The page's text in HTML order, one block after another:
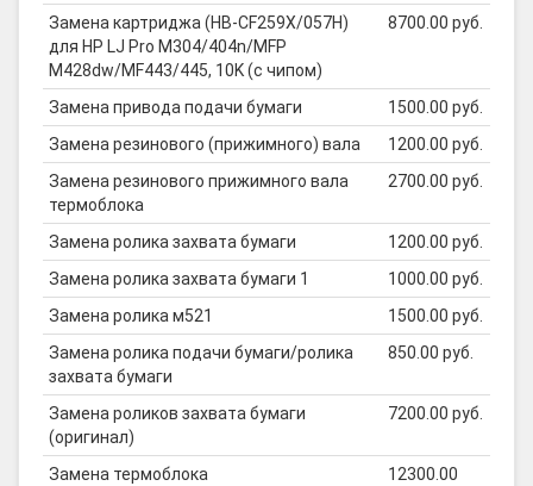
Замена картриджа (HB-CF259X/057H)
для HP LJ Pro M304/404n/MFP
M428dw/MF443/445, 10K (с чипом)
8700.00 руб.
Замена привода подачи бумаги
1500.00 руб.
Замена резинового (прижимного) вала
1200.00 руб.
Замена резинового прижимного вала
термоблока
2700.00 руб.
Замена ролика захвата бумаги
1200.00 руб.
Замена ролика захвата бумаги 1
1000.00 руб.
Замена ролика м521
1500.00 руб.
Замена ролика подачи бумаги/ролика
захвата бумаги
850.00 руб.
Замена роликов захвата бумаги
(оригинал)
7200.00 руб.
Замена термоблока
12300.00